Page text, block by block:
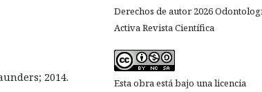
2014.
Derechos de autor 2026
Activa Revista Científica
Esta obra está bajo una licencia